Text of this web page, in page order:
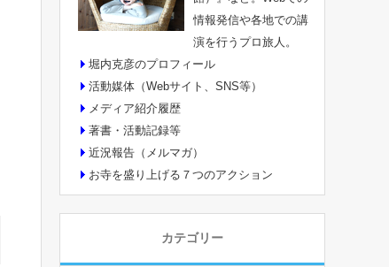
情報発信や各地での講
演を行うプロ旅人。
堀内克彦のプロフィール
活動媒体（Webサイト、SNS等）
メディア紹介履歴
著書・活動記録等
近況報告（メルマガ）
お寺を盛り上げる７つのアクション
カテゴリー